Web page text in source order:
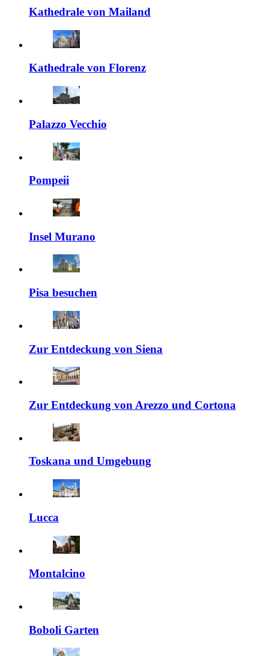
Kathedrale von Mailand
Kathedrale von Florenz
Palazzo Vecchio
Pompeii
Insel Murano
Pisa besuchen
Zur Entdeckung von Siena
Zur Entdeckung von Arezzo und Cortona
Toskana und Umgebung
Lucca
Montalcino
Boboli Garten